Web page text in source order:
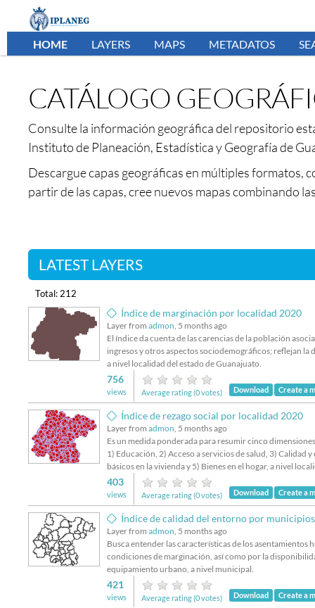
HOME LAYERS MAPS METADATOS
CATÁLOGO
Consulte la información geográfica del repositorio
Instituto de Planeación, Estadística y Geografía de
Descargue capas geográficas en múltiples formatos,
partir de las capas, cree nuevos mapas combinando
LATEST LAYERS
Total: 212
Índice de marginación por localidad 2020
Layer from admon, 5 months ago
El índice da cuenta de las carencias de la población
ingresos y otros aspectos sociodemográficos; reflejan la
a nivel localidad del estado de Guanajuato.
756
views Average rating (0 votes) Download Create a
Índice de rezago social por localidad 2020
Layer from admon , 5 months ago
Es un medida ponderada para resumir cinco
1) Educación, 2) Acceso a servicios de salud, 3) Calidad
básicos en la vivienda y 5) Bienes en el hogar, a nivel
403
views Average rating (0 votes) Download Create a
Índice de calidad del entorno por
Layer from admon , 5 months ago
Busca entender las características de los asentamientos
condiciones de marginación, así como por la
equipamiento urbano, a nivel municipal.
421
views Average rating (0 votes) Download Create a